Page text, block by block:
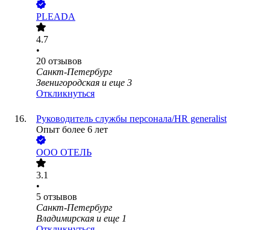
PLEADA
4.7
•
20 отзывов
Санкт-Петербург
Звенигородская и еще 3
Откликнуться
Руководитель службы персонала/HR generalist
Опыт более 6 лет
ООО ОТЕЛЬ
3.1
•
5 отзывов
Санкт-Петербург
Владимирская и еще 1